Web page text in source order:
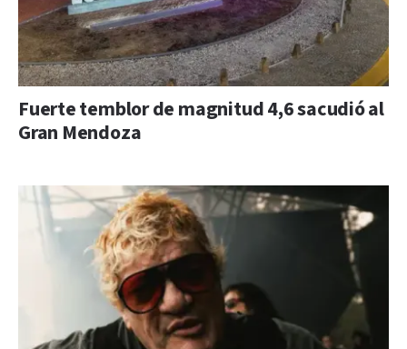
Fuerte temblor de magnitud 4,6 sacudió al
Gran Mendoza